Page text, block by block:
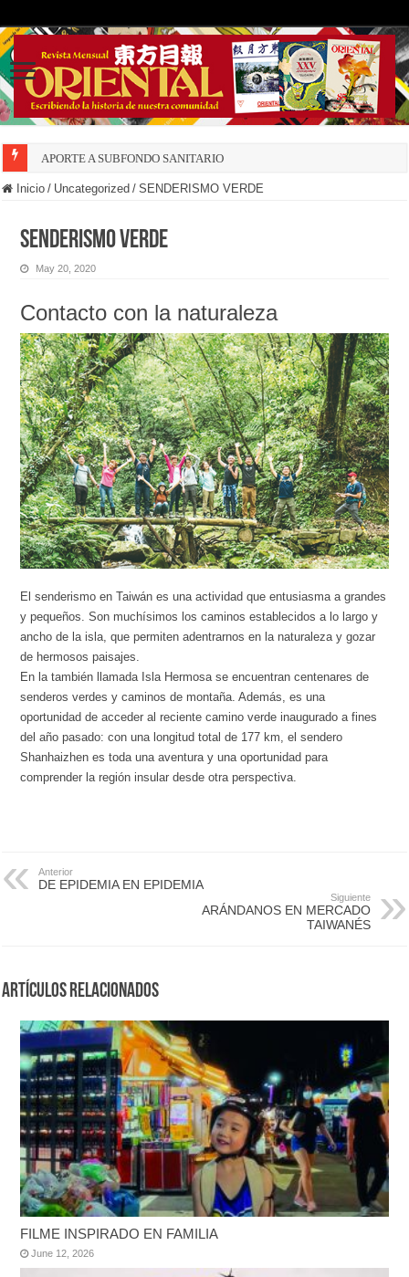
APORTE A SUBFONDO SANITARIO
Inicio / Uncategorized / SENDERISMO VERDE
SENDERISMO VERDE
May 20, 2020
Contacto con la naturaleza
El senderismo en Taiwán es una actividad que entusiasma a grandes
y pequeños. Son muchísimos los caminos establecidos a lo largo y
ancho de la isla, que permiten adentrarnos en la naturaleza y gozar
de hermosos paisajes.
En la también llamada Isla Hermosa se encuentran centenares de
senderos verdes y caminos de montaña. Además, es una
oportunidad de acceder al reciente camino verde inaugurado a fines
del año pasado: con una longitud total de 177 km, el sendero
Shanhaizhen es toda una aventura y una oportunidad para
comprender la región insular desde otra perspectiva.
Anterior
DE EPIDEMIA EN EPIDEMIA
Siguiente
ARÁNDANOS EN MERCADO
TAIWANÉS
Artículos Relacionados
FILME INSPIRADO EN FAMILIA
June 12, 2026